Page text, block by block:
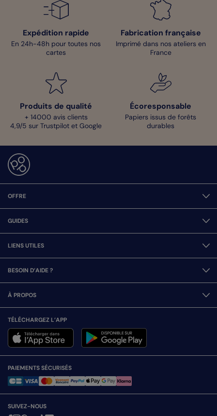
Expédition rapide
En 24h-48h pour toutes nos
cartes
Fabrication française
Imprimé dans nos ateliers en
France
Produits de qualité
+ 14000 avis clients
4,9/5 sur Trustpilot et Google
Écoresponsable
Papiers issus de forêts
durables
OFFRE
GUIDES
LIENS UTILES
BESOIN D’AIDE ?
À PROPOS
TÉLÉCHARGEZ L’APP
PAIEMENTS SÉCURISÉS
SUIVEZ-NOUS